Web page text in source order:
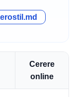
Cerere
online